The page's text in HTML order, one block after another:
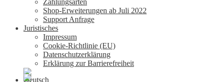
Zahlungsarten
Shop-Erweiterungen ab Juli 2022
Support Anfrage
Juristisches
Impressum
Cookie-Richtlinie (EU)
Datenschutzerklärung
Erklärung zur Barrierefreiheit